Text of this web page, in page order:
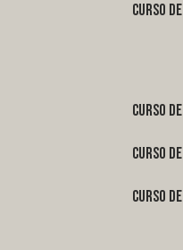
curso
curso
curso
curso